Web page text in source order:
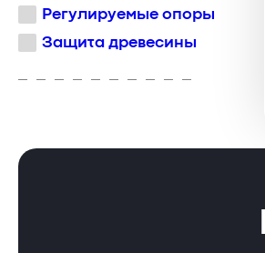
Регулируемые опоры
Защита древесины